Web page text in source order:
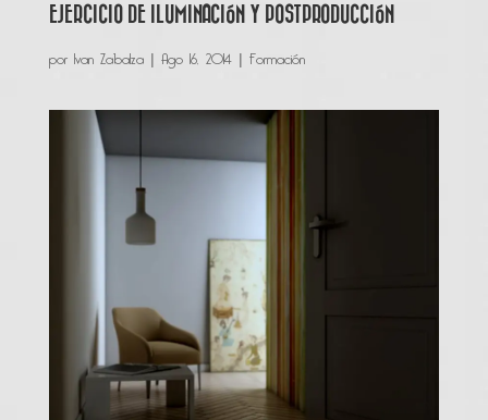
EJERCICIO DE ILUMINACIÓN Y POSTPRODUCCIÓN
por Ivan Zabalza| Ago 16, 2014| Formación